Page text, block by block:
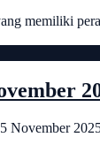
memiliki